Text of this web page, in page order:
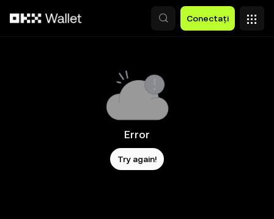
Conectați
Error
Try again!